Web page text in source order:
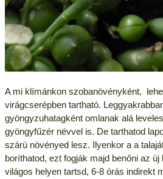
A mi klímánkon szobanövényként,
virágcserépben tartható.
gyöngyzuhatagként omlanak alá
gyöngyfűzér névvel is. De tarthatod
szárú növényed lesz. Ilyenkor a a
boríthatod, ezt fogják majd benőni az
világos helyen tartsd, 6-8 órás indirekt